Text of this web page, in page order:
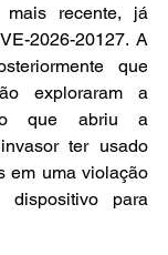
mais recente, já
2026-20127. A
que
exploraram a
o que abriu a
ter usado
em uma violação
dispositivo para